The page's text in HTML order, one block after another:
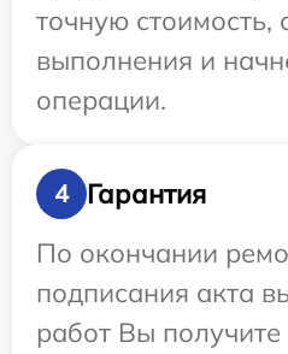
точную стоимость,
выполнения и
операции.
4
Гарантия
По окончании
подписания акта
работ Вы